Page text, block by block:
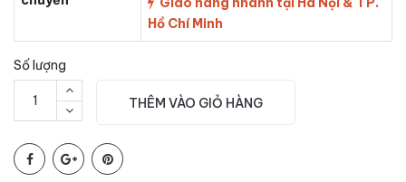
Hồ Chí Minh
Số lượng
THÊM VÀO GIỎ HÀNG